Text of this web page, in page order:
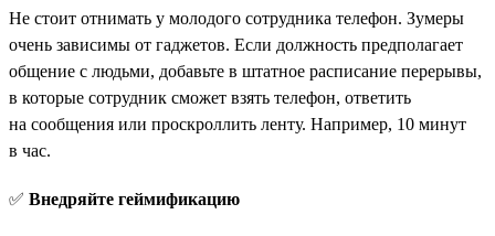
Не стоит отнимать у молодого сотрудника телефон. Зумеры
очень зависимы от гаджетов. Если должность предполагает
общение с людьми, добавьте в штатное расписание перерывы,
в которые сотрудник сможет взять телефон, ответить
на сообщения или проскроллить ленту. Например, 10 минут
в час.
✅ Внедряйте геймификацию